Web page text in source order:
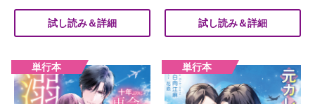
試し読み＆詳細 試し読み＆詳細